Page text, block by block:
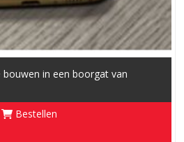
in een boorgat van
Bestellen